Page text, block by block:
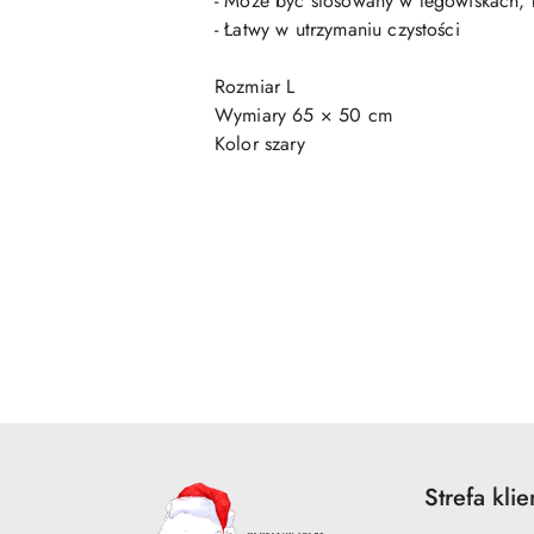
- Łatwy w utrzymaniu czystości
Rozmiar L
Wymiary 65 × 50 cm
Kolor szary
Strefa